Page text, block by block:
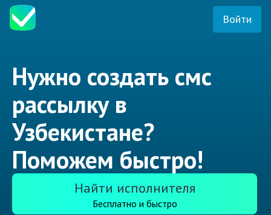
Войти
Нужно создать смс
рассылку в
Узбекистане?
Поможем быстро!
Найти исполнителя
Бесплатно и быстро